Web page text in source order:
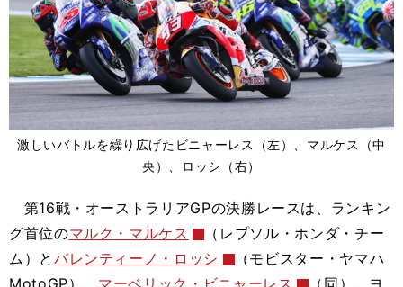
激しいバトルを繰り広げたビニャーレス（左）、マルケス（中
央）、ロッシ（右）
第16戦・オーストラリアGPの決勝レースは、ランキン
グ首位のマルク・マルケス
（レプソル・ホンダ・チー
ム）と バレンティーノ・ロッシ
（モビスター・ヤマハ